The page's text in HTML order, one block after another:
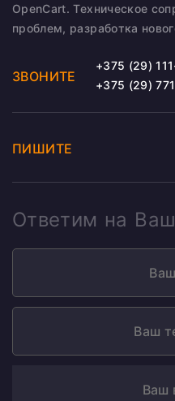
OpenCart. Техническое
проблем, разработка
ЗВОНИТЕ
+375 (29)
+375 (29)
ПИШИТЕ
Ответим на